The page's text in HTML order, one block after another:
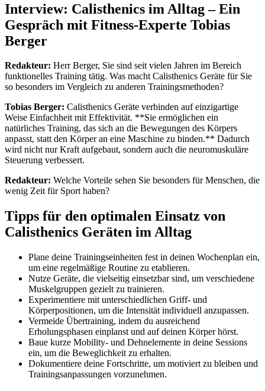
Interview: Calisthenics im Alltag – Ein
Gespräch mit Fitness-Experte Tobias
Berger
Redakteur: Herr Berger, Sie sind seit vielen Jahren im Bereich
funktionelles Training tätig. Was macht Calisthenics Geräte für Sie
so besonders im Vergleich zu anderen Trainingsmethoden?
Tobias Berger: Calisthenics Geräte verbinden auf einzigartige
Weise Einfachheit mit Effektivität. **Sie ermöglichen ein
natürliches Training, das sich an die Bewegungen des Körpers
anpasst, statt den Körper an eine Maschine zu binden.** Dadurch
wird nicht nur Kraft aufgebaut, sondern auch die neuromuskuläre
Steuerung verbessert.
Redakteur: Welche Vorteile sehen Sie besonders für Menschen, die
wenig Zeit für Sport haben?
Tipps für den optimalen Einsatz von
Calisthenics Geräten im Alltag
Plane deine Trainingseinheiten fest in deinen Wochenplan ein,
um eine regelmäßige Routine zu etablieren.
Nutze Geräte, die vielseitig einsetzbar sind, um verschiedene
Muskelgruppen gezielt zu trainieren.
Experimentiere mit unterschiedlichen Griff- und
Körperpositionen, um die Intensität individuell anzupassen.
Vermeide Übertraining, indem du ausreichend
Erholungsphasen einplanst und auf deinen Körper hörst.
Baue kurze Mobility- und Dehnelemente in deine Sessions
ein, um die Beweglichkeit zu erhalten.
Dokumentiere deine Fortschritte, um motiviert zu bleiben und
Trainingsanpassungen vorzunehmen.